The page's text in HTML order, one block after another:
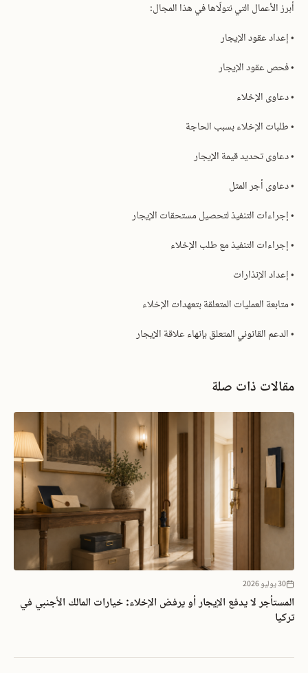
أبرز الأعمال التي نتولّاها في هذا المجال:
• إعداد عقود الإيجار
• فحص عقود الإيجار
• دعاوى الإخلاء
• طلبات الإخلاء بسبب الحاجة
• دعاوى تحديد قيمة الإيجار
• دعاوى أجر المثل
• إجراءات التنفيذ لتحصيل مستحقات الإيجار
• إجراءات التنفيذ مع طلب الإخلاء
• إعداد الإنذارات
• متابعة العمليات المتعلقة بتعهدات الإخلاء
• الدعم القانوني المتعلق بإنهاء علاقة الإيجار
مقالات ذات صلة
30 يوليو 2026
المستأجر لا يدفع الإيجار أو يرفض الإخلاء: خيارات المالك الأجنبي في
تركيا